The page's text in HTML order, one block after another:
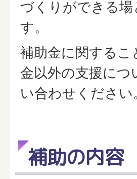
づくりができる
す。
補助金に関するこ
金以外の支援につ
い合わせください
補助の内容